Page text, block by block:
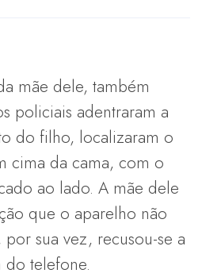
mãe dele, também
policiais adentraram a
do filho, localizaram o
cima da cama, com o
ao lado. A mãe dele
que o aparelho não
sua vez, recusou-se a
telefone.